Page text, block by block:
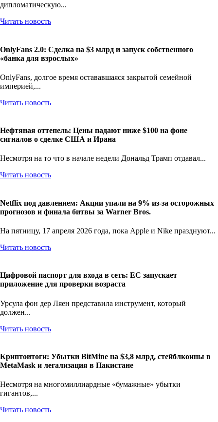
дипломатическую...
Читать новость
OnlyFans 2.0: Сделка на $3 млрд и запуск собственного
«банка для взрослых»
OnlyFans, долгое время остававшаяся закрытой семейной
империей,...
Читать новость
Нефтяная оттепель: Цены падают ниже $100 на фоне
сигналов о сделке США и Ирана
Несмотря на то что в начале недели Дональд Трамп отдавал...
Читать новость
Netflix под давлением: Акции упали на 9% из-за осторожных
прогнозов и финала битвы за Warner Bros.
На пятницу, 17 апреля 2026 года, пока Apple и Nike празднуют...
Читать новость
Цифровой паспорт для входа в сеть: ЕС запускает
приложение для проверки возраста
Урсула фон дер Ляен представила инструмент, который
должен...
Читать новость
Криптоитоги: Убытки BitMine на $3,8 млрд, стейблкоины в
MetaMask и легализация в Пакистане
Несмотря на многомиллиардные «бумажные» убытки
гигантов,...
Читать новость